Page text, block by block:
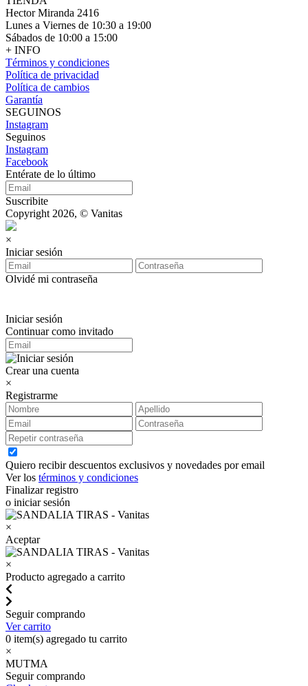
Hector Miranda 2416
Lunes a Viernes de 10:30 a 19:00
Sábados de 10:00 a 15:00
+ INFO
Términos y condiciones
Política de privacidad
Política de cambios
Garantía
SEGUINOS
Instagram
Seguinos
Instagram
Facebook
Entérate de lo último
Suscribite
Copyright 2026, © Vanitas
×
Iniciar sesión
Olvidé mi contraseña
Iniciar sesión
Continuar como invitado
Crear una cuenta
×
Registrarme
Quiero recibir descuentos exclusivos y novedades por email
Ver los términos y condiciones
Finalizar registro
o iniciar sesión
×
Aceptar
×
Producto agregado a carrito
Seguir comprando
Ver carrito
0 item(s) agregado tu carrito
×
MUTMA
Seguir comprando